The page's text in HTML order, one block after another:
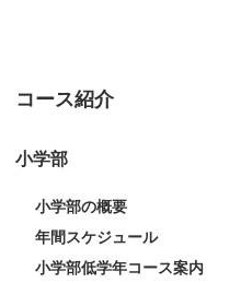
コース紹介
小学部
小学部の概要
年間スケジュール
小学部低学年コース案内